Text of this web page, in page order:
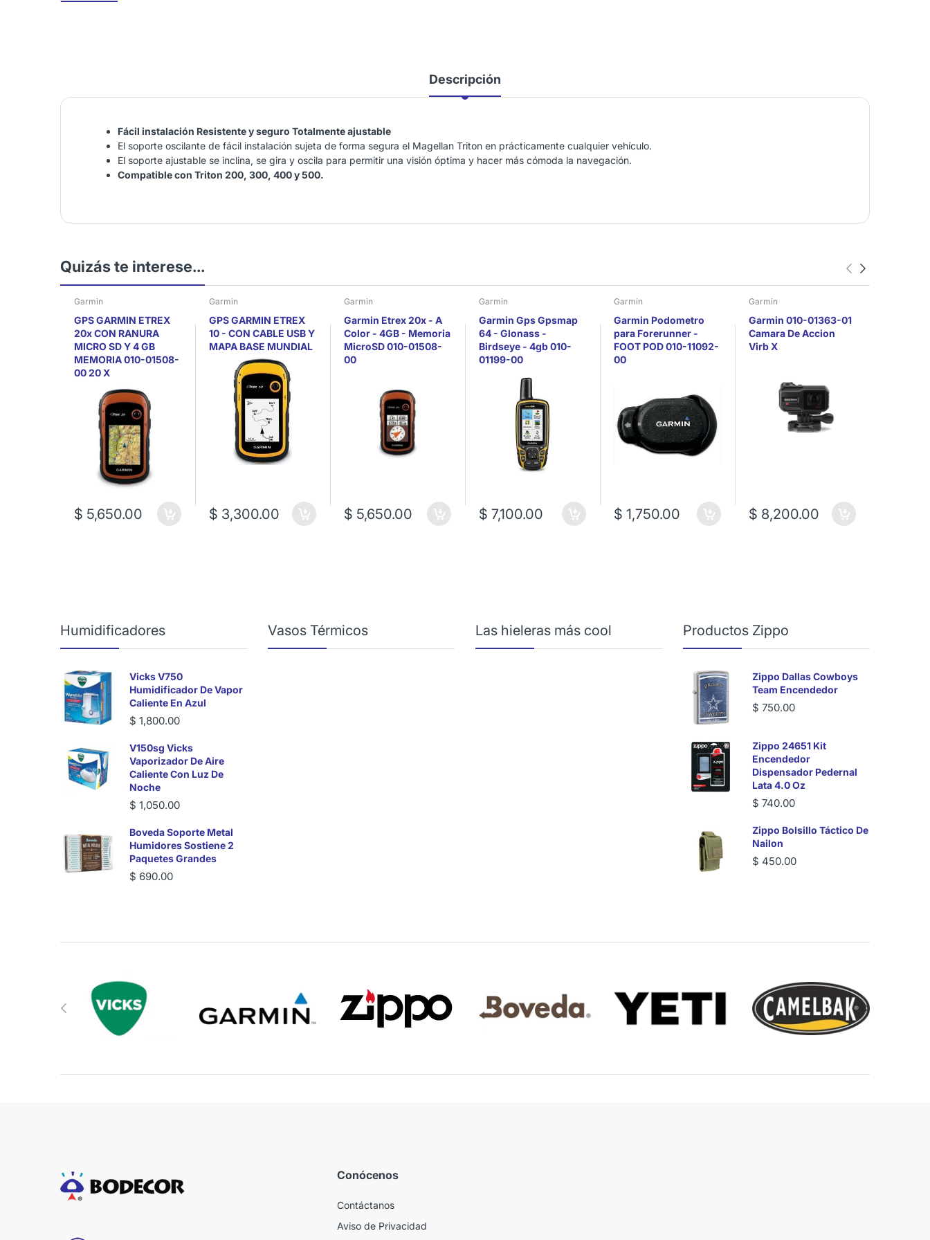
Descripción
Fácil instalación Resistente y seguro Totalmente ajustable
El soporte oscilante de fácil instalación sujeta de forma segura el Magellan Triton en prácticamente cualquier vehículo.
El soporte ajustable se inclina, se gira y oscila para permitir una visión óptima y hacer más cómoda la navegación.
Compatible con Triton 200, 300, 400 y 500.
Quizás te interese...
Garmin
GPS GARMIN ETREX
20x CON RANURA
MICRO SD Y 4 GB
MEMORIA 010-01508-
00 20 X
$ 5,650.00
Garmin
GPS GARMIN ETREX
10 - CON CABLE USB Y
MAPA BASE MUNDIAL
$ 3,300.00
Garmin
Garmin Etrex 20x - A
Color - 4GB - Memoria
MicroSD 010-01508-
00
$ 5,650.00
Garmin
Garmin Gps Gpsmap
64 - Glonass -
Birdseye - 4gb 010-
01199-00
$ 7,100.00
Garmin
Garmin Podometro
para Forerunner -
FOOT POD 010-11092-
00
$ 1,750.00
Garmin
Garmin 010-01363-01
Camara De Accion
Virb X
$ 8,200.00
Humidificadores
Vicks V750
Humidificador De Vapor
Caliente En Azul
$ 1,800.00
V150sg Vicks
Vaporizador De Aire
Caliente Con Luz De
Noche
$ 1,050.00
Boveda Soporte Metal
Humidores Sostiene 2
Paquetes Grandes
$ 690.00
Vasos Térmicos Las hieleras más cool Productos Zippo
Zippo Dallas Cowboys
Team Encendedor
$ 750.00
Zippo 24651 Kit
Encendedor
Dispensador Pedernal
Lata 4.0 Oz
$ 740.00
Zippo Bolsillo Táctico De
Nailon
$ 450.00
Conócenos
Contáctanos
Aviso de Privacidad